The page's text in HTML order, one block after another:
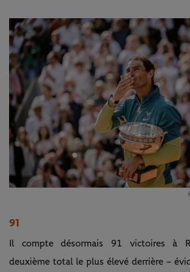
91
Il compte désormais 91 victoires à
deuxième total le plus élevé derrière –